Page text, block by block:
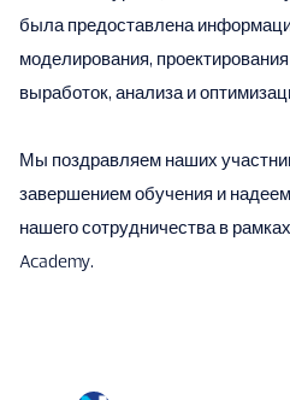
была предоставлена
моделирования,
выработок, анализа и
Мы поздравляем наших
завершением обучения и
нашего сотрудничества в
Academy.